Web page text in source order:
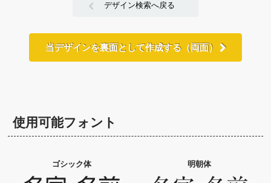
デザイン検索へ戻る
当デザインを裏面として作成する（両面）
使用可能フォント
ゴシック体 明朝体